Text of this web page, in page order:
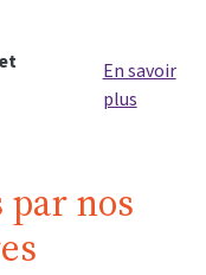
En savoir
plus
par nos